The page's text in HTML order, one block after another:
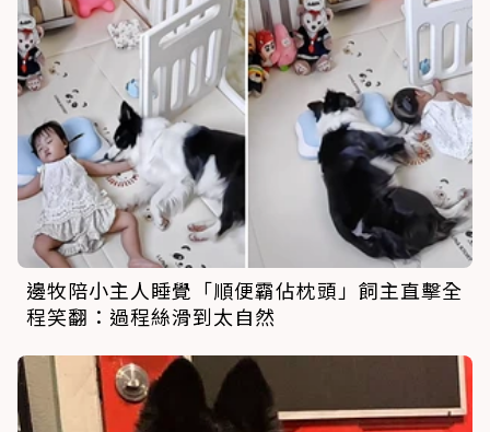
邊牧陪小主人睡覺「順便霸佔枕頭」飼主直擊全
程笑翻：過程絲滑到太自然